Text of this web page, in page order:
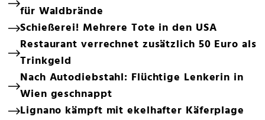
für Waldbrände
Schießerei! Mehrere Tote in den USA
Restaurant verrechnet zusätzlich 50 Euro als
Trinkgeld
Nach Autodiebstahl: Flüchtige Lenkerin in
Wien geschnappt
Lignano kämpft mit ekelhafter Käferplage